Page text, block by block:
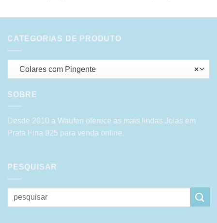
CATEGORIAS DE PRODUTO
×
Colares com Pingente
SOBRE
Desde 2010 a Waufen oferece as mais lindas Joias em
Prata Fina 925 para venda online.
PESQUISAR
Pesquisar
por: